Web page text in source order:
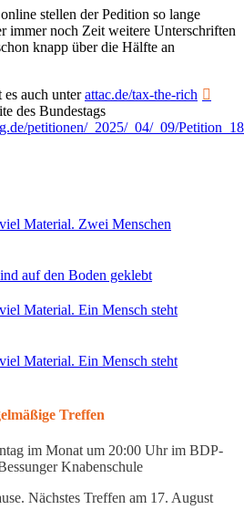
stellen der Pedition so lange
immer noch Zeit weitere Unterschriften
knapp über die Hälfte an
auch unterattac.de/tax-the-rich
des Bundestags
petitionen/_2025/_04/_09/
Treffen
im Monat um 20:00 Uhr im BDP-
Knabenschule
Nächstes Treffen am 17. August